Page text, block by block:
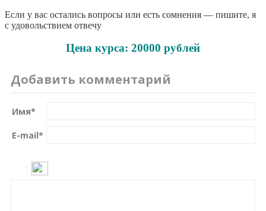
Если у вас остались вопросы или есть сомнения — пишите, я
с удовольствием отвечу
Цена курса: 20000 рублей
Добавить комментарий
Имя*
E-mail*